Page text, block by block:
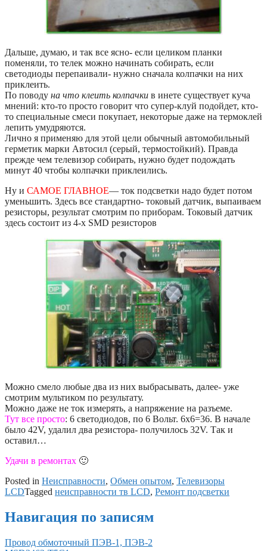
Дальше, думаю, и так все ясно- если целиком планки
поменяли, то телек можно начинать собирать, если
светодиоды перепаивали- нужно сначала колпачки на них
приклеить.
По поводу на что клеить колпачки в инете существует куча
мнений: кто-то просто говорит что супер-клуй подойдет, кто-
то специальные смеси покупает, некоторые даже на термоклей
лепить умудряются.
Лично я применяю для этой цели обычный автомобильный
герметик марки Автосил (серый, термостойкий). Правда
прежде чем телевизор собирать, нужно будет подождать
минут 40 чтобы колпачки приклеились.
Ну и САМОЕ ГЛАВНОЕ— ток подсветки надо будет потом
уменьшить. Здесь все стандартно- токовый датчик, выпаиваем
резисторы, результат смотрим по приборам. Токовый датчик
здесь состоит из 4-х SMD резисторов
Можно смело любые два из них выбрасывать, далее- уже
смотрим мультиком по результату.
Можно даже не ток измерять, а напряжение на разъеме.
Тут все просто: 6 светодиодов, по 6 Вольт. 6х6=36. В начале
было 42V, удалил два резистора- получилось 32V. Так и
оставил…
Удачи в ремонтах 🙂
Posted in Неисправности, Обмен опытом, Телевизоры
LCDTagged неисправности тв LCD, Ремонт подсветки
Навигация по записям
Провод обмоточный ПЭВ-1, ПЭВ-2